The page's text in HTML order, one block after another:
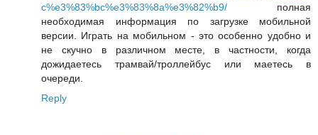
c%e3%83%bc%e3%83%8a%e3%82%b9/ полная
необходимая информация по загрузке мобильной
версии. Играть на мобильном - это особенно удобно и
не скучно в различном месте, в частности, когда
дожидаетесь трамвай/троллейбус или маетесь в
очереди.
Reply